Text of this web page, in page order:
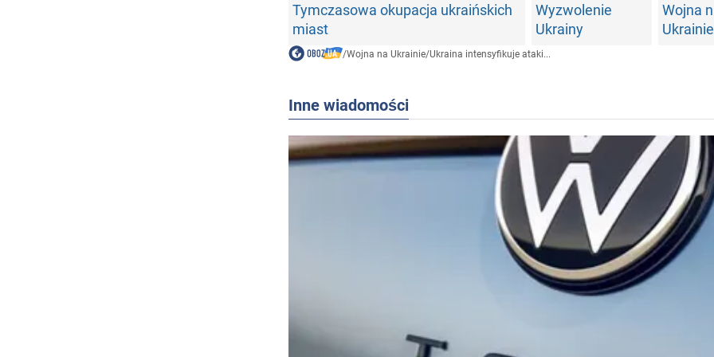
Tymczasowa okupacja ukraińskich
miast
Wyzwolenie
Ukrainy
Wojna
Ukrainie
/Wojna na Ukrainie/Ukraina intensyfikuje ataki...
Inne wiadomości